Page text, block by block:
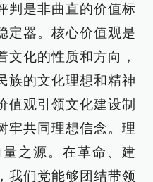
判是非曲直的价值标
定器。核心价值观是
文化的性质和方向，
族的文化理想和精神
值观引领文化建设制
牢共同理想信念。理
之源。在革命、建
我们党能够团结带领